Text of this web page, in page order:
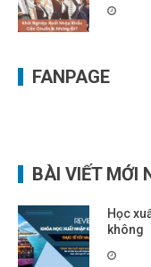
FANPAGE
BÀI VIẾT MỚI
Học
không